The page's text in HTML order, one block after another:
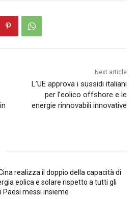
Next article
L’UE approva i sussidi italiani
per l’eolico offshore e le
energie rinnovabili innovative
realizza il doppio della capacità di
eolica e solare rispetto a tutti gli
Paesi messi insieme